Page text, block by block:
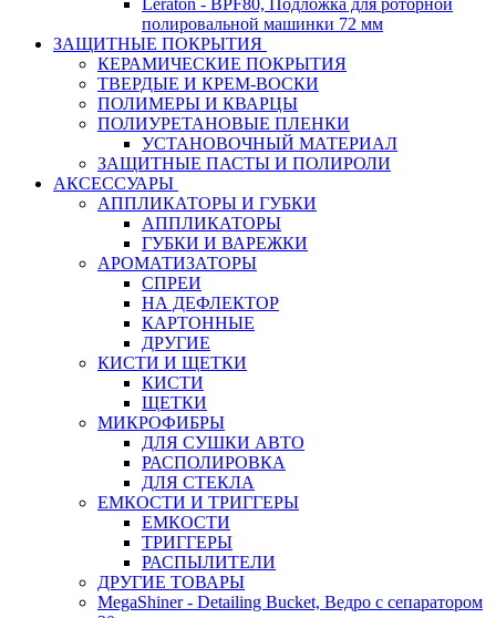
Leraton - BPF80, Подложка для роторной
полировальной машинки 72 мм
ЗАЩИТНЫЕ ПОКРЫТИЯ
КЕРАМИЧЕСКИЕ ПОКРЫТИЯ
ТВЕРДЫЕ И КРЕМ-ВОСКИ
ПОЛИМЕРЫ И КВАРЦЫ
ПОЛИУРЕТАНОВЫЕ ПЛЕНКИ
УСТАНОВОЧНЫЙ МАТЕРИАЛ
ЗАЩИТНЫЕ ПАСТЫ И ПОЛИРОЛИ
АКСЕССУАРЫ
АППЛИКАТОРЫ И ГУБКИ
АППЛИКАТОРЫ
ГУБКИ И ВАРЕЖКИ
АРОМАТИЗАТОРЫ
СПРЕИ
НА ДЕФЛЕКТОР
КАРТОННЫЕ
ДРУГИЕ
КИСТИ И ЩЕТКИ
КИСТИ
ЩЕТКИ
МИКРОФИБРЫ
ДЛЯ СУШКИ АВТО
РАСПОЛИРОВКА
ДЛЯ СТЕКЛА
ЕМКОСТИ И ТРИГГЕРЫ
ЕМКОСТИ
ТРИГГЕРЫ
РАСПЫЛИТЕЛИ
ДРУГИЕ ТОВАРЫ
MegaShiner - Detailing Bucket, Ведро с сепаратором